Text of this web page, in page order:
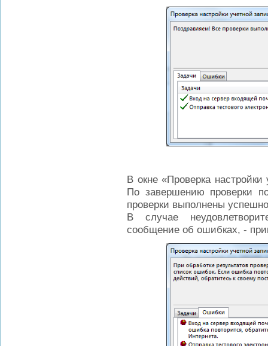
В окне «Проверка
По завершению проверки
проверки выполнены
В случае
сообщение об ошибках, -